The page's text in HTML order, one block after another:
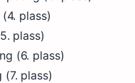
plass)
plass)
(6. plass)
(7. plass)